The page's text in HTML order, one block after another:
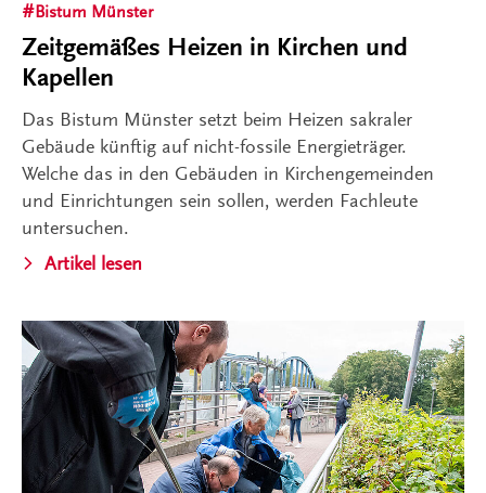
Bistum Münster
Zeitgemäßes Heizen in Kirchen und
Kapellen
Das Bistum Münster setzt beim Heizen sakraler
Gebäude künftig auf nicht-fossile Energieträger.
Welche das in den Gebäuden in Kirchengemeinden
und Einrichtungen sein sollen, werden Fachleute
untersuchen.
Artikel lesen